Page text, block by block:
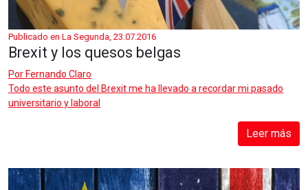
Publicado en La Segunda, 23.07.2016
Brexit y los quesos belgas
Por Fernando Claro
Todo este asunto del Brexit me ha llevado a recordar mi pasado
universitario y laboral
Leer más